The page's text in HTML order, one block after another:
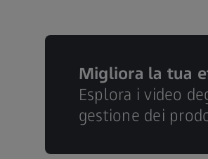
Migliora la tua
Esplora i video
gestione dei